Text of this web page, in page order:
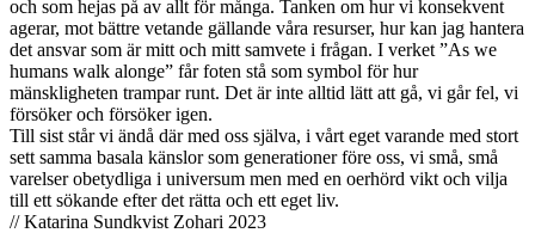
och som hejas på av allt för många. Tanken om hur vi konsekvent
agerar, mot bättre vetande gällande våra resurser, hur kan jag hantera
det ansvar som är mitt och mitt samvete i frågan. I verket ”As we
humans walk alonge” får foten stå som symbol för hur
mänskligheten trampar runt. Det är inte alltid lätt att gå, vi går fel, vi
försöker och försöker igen.
Till sist står vi ändå där med oss själva, i vårt eget varande med stort
sett samma basala känslor som generationer före oss, vi små, små
varelser obetydliga i universum men med en oerhörd vikt och vilja
till ett sökande efter det rätta och ett eget liv.
// Katarina Sundkvist Zohari 2023